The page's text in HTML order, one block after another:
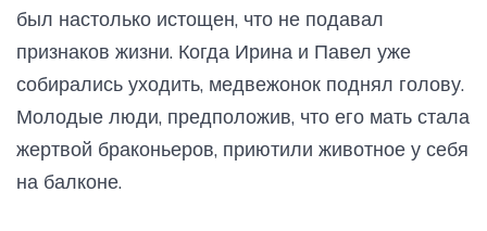
был настолько истощен, что не подавал
признаков жизни. Когда Ирина и Павел уже
собирались уходить, медвежонок поднял голову.
Молодые люди, предположив, что его мать стала
жертвой браконьеров, приютили животное у себя
на балконе.